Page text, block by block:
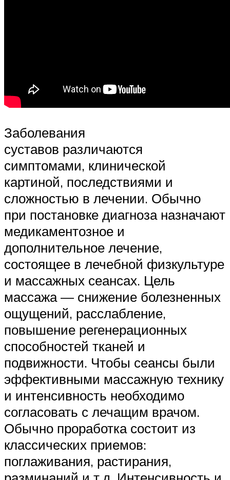
Заболевания
суставов различаются
симптомами, клинической
картиной, последствиями и
сложностью в лечении. Обычно
при постановке диагноза назначают
медикаментозное и
дополнительное лечение,
состоящее в лечебной физкультуре
и массажных сеансах. Цель
массажа — снижение болезненных
ощущений, расслабление,
повышение регенерационных
способностей тканей и
подвижности. Чтобы сеансы были
эффективными массажную технику
и интенсивность необходимо
согласовать с лечащим врачом.
Обычно проработка состоит из
классических приемов:
поглаживания, растирания,